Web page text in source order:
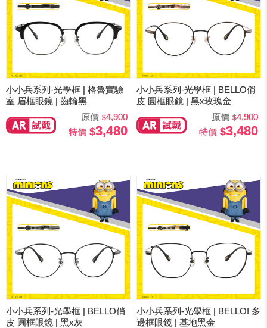
小小兵系列-光學框 | 格魯實驗
室 眉框眼鏡 | 齒輪黑
原價
4,900
特價
3,480
小小兵系列-光學框 | BELLO俏
皮 圓框眼鏡 | 黑x玫瑰金
原價
4,900
特價
3,480
小小兵系列-光學框 | BELLO俏
皮 圓框眼鏡 | 黑x灰
小小兵系列-光學框 | BELLO! 多
邊框眼鏡 | 基地黑金